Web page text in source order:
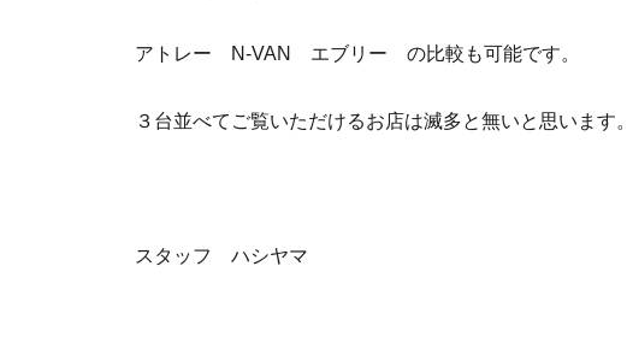
アトレー N-VAN エブリー の比較も可能です。
３台並べてご覧いただけるお店は滅多と無いと思います。
スタッフ ハシヤマ